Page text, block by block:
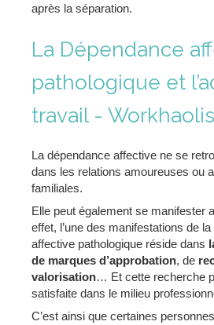
après la séparation.
La Dépendance
pathologique et
travail -
La dépendance affective ne se
dans les relations amoureuses ou
familiales.
Elle peut également se manifester
effet, l’une des manifestations de
affective pathologique réside dans
de marques d’approbation, de
valorisation… Et cette recherche
satisfaite dans le milieu
C’est ainsi que certaines